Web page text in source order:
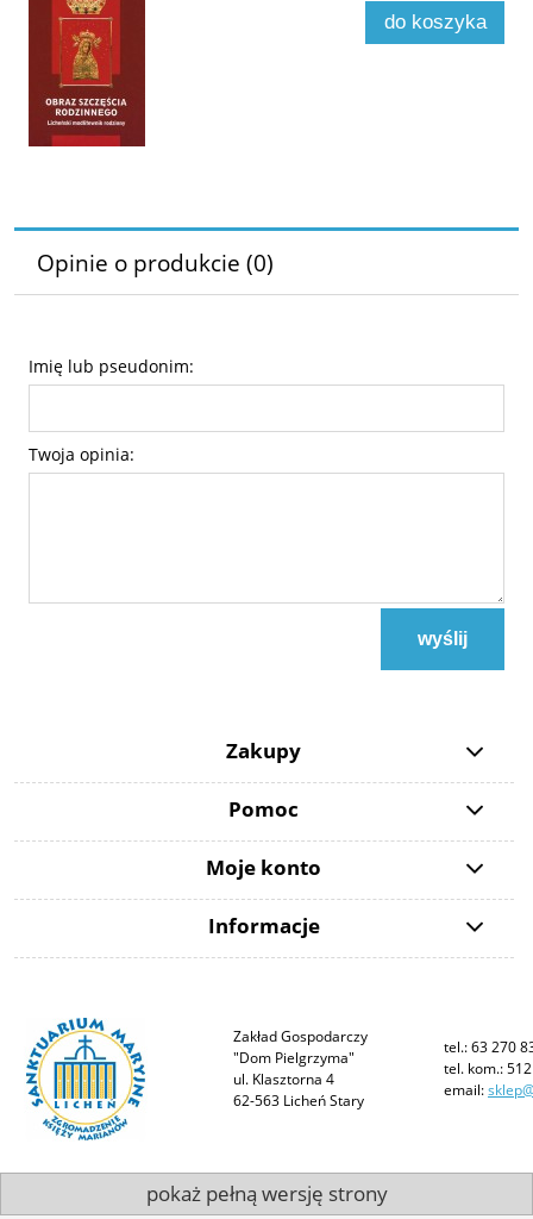
do koszyka
Opinie o produkcie (0)
Imię lub pseudonim:
Twoja opinia:
wyślij
Zakupy
Pomoc
Moje konto
Informacje
Zakład Gospodarczy
"Dom Pielgrzyma"
ul. Klasztorna 4
62-563 Licheń Stary
tel.: 63 270
tel. kom.:
email:
pokaż pełną wersję strony